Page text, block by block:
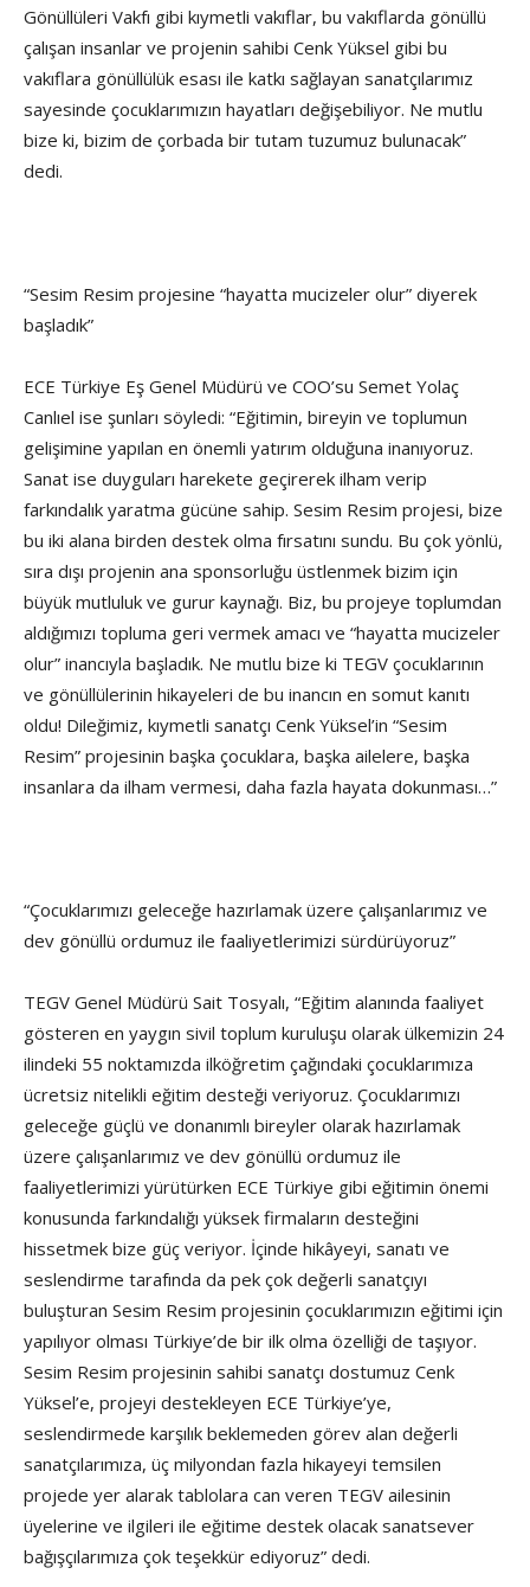
Gönüllüleri Vakfı gibi kıymetli vakıflar, bu vakıflarda gönüllü
çalışan insanlar ve projenin sahibi Cenk Yüksel gibi bu
vakıflara gönüllülük esası ile katkı sağlayan sanatçılarımız
sayesinde çocuklarımızın hayatları değişebiliyor. Ne mutlu
bize ki, bizim de çorbada bir tutam tuzumuz bulunacak”
dedi.
“Sesim Resim projesine “hayatta mucizeler olur” diyerek
başladık”
ECE Türkiye Eş Genel Müdürü ve COO’su Semet Yolaç
Canlıel ise şunları söyledi: “Eğitimin, bireyin ve toplumun
gelişimine yapılan en önemli yatırım olduğuna inanıyoruz.
Sanat ise duyguları harekete geçirerek ilham verip
farkındalık yaratma gücüne sahip. Sesim Resim projesi, bize
bu iki alana birden destek olma fırsatını sundu. Bu çok yönlü,
sıra dışı projenin ana sponsorluğu üstlenmek bizim için
büyük mutluluk ve gurur kaynağı. Biz, bu projeye toplumdan
aldığımızı topluma geri vermek amacı ve “hayatta mucizeler
olur” inancıyla başladık. Ne mutlu bize ki TEGV çocuklarının
ve gönüllülerinin hikayeleri de bu inancın en somut kanıtı
oldu! Dileğimiz, kıymetli sanatçı Cenk Yüksel’in “Sesim
Resim” projesinin başka çocuklara, başka ailelere, başka
insanlara da ilham vermesi, daha fazla hayata dokunması…”
“Çocuklarımızı geleceğe hazırlamak üzere çalışanlarımız ve
dev gönüllü ordumuz ile faaliyetlerimizi sürdürüyoruz”
TEGV Genel Müdürü Sait Tosyalı, “Eğitim alanında faaliyet
gösteren en yaygın sivil toplum kuruluşu olarak ülkemizin 24
ilindeki 55 noktamızda ilköğretim çağındaki çocuklarımıza
ücretsiz nitelikli eğitim desteği veriyoruz. Çocuklarımızı
geleceğe güçlü ve donanımlı bireyler olarak hazırlamak
üzere çalışanlarımız ve dev gönüllü ordumuz ile
faaliyetlerimizi yürütürken ECE Türkiye gibi eğitimin önemi
konusunda farkındalığı yüksek firmaların desteğini
hissetmek bize güç veriyor. İçinde hikâyeyi, sanatı ve
seslendirme tarafında da pek çok değerli sanatçıyı
buluşturan Sesim Resim projesinin çocuklarımızın eğitimi için
yapılıyor olması Türkiye’de bir ilk olma özelliği de taşıyor.
Sesim Resim projesinin sahibi sanatçı dostumuz Cenk
Yüksel’e, projeyi destekleyen ECE Türkiye’ye,
seslendirmede karşılık beklemeden görev alan değerli
sanatçılarımıza, üç milyondan fazla hikayeyi temsilen
projede yer alarak tablolara can veren TEGV ailesinin
üyelerine ve ilgileri ile eğitime destek olacak sanatsever
bağışçılarımıza çok teşekkür ediyoruz” dedi.